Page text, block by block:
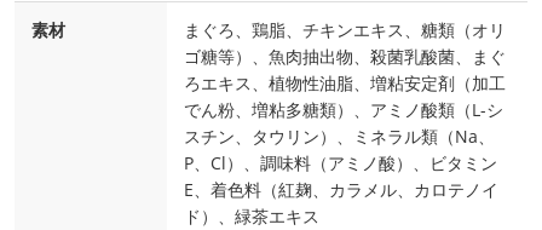
素材
まぐろ、鶏脂、チキンエキス、糖類（オリ
ゴ糖等）、魚肉抽出物、殺菌乳酸菌、まぐ
ろエキス、植物性油脂、増粘安定剤（加工
でん粉、増粘多糖類）、アミノ酸類（L-シ
スチン、タウリン）、ミネラル類（Na、
P、Cl）、調味料（アミノ酸）、ビタミン
E、着色料（紅麹、カラメル、カロテノイ
ド）、緑茶エキス